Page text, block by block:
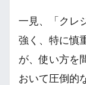
一見、「クレ
強く、特に慎
が、使い方を
おいて圧倒的